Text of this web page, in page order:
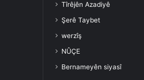
Tîrêjên Azadiyê
Şerê Taybet
werzîş
NÛÇE
Bernameyên siyasî